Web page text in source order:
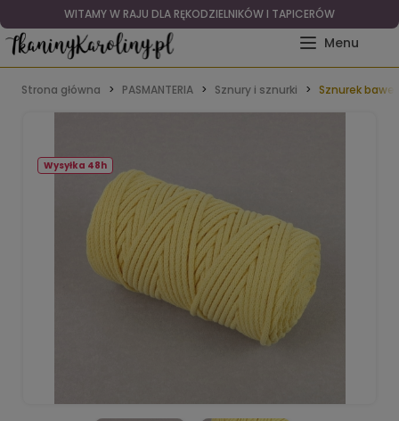
WITAMY W RAJU DLA RĘKODZIELNIKÓW I TAPICERÓW
Strona główna PASMANTERIA Sznury i sznurki Sznurek
Wysyłka 48h